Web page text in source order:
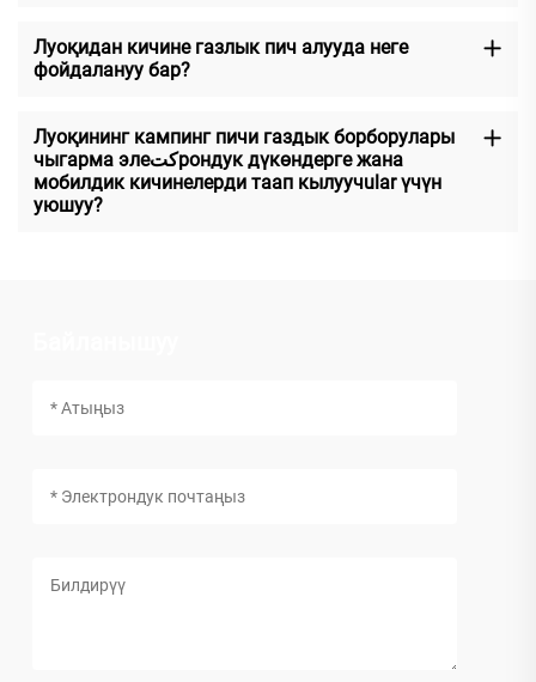
Луоқидан кичине газлык пич алууда неге
фойдалануу бар?
Луоқининг кампинг пичи газдык борборулары
чыгарма элеكتрондук дүкөндерге жана
мобилдик кичинелерди таап кылуучular үчүн
уюшуу?